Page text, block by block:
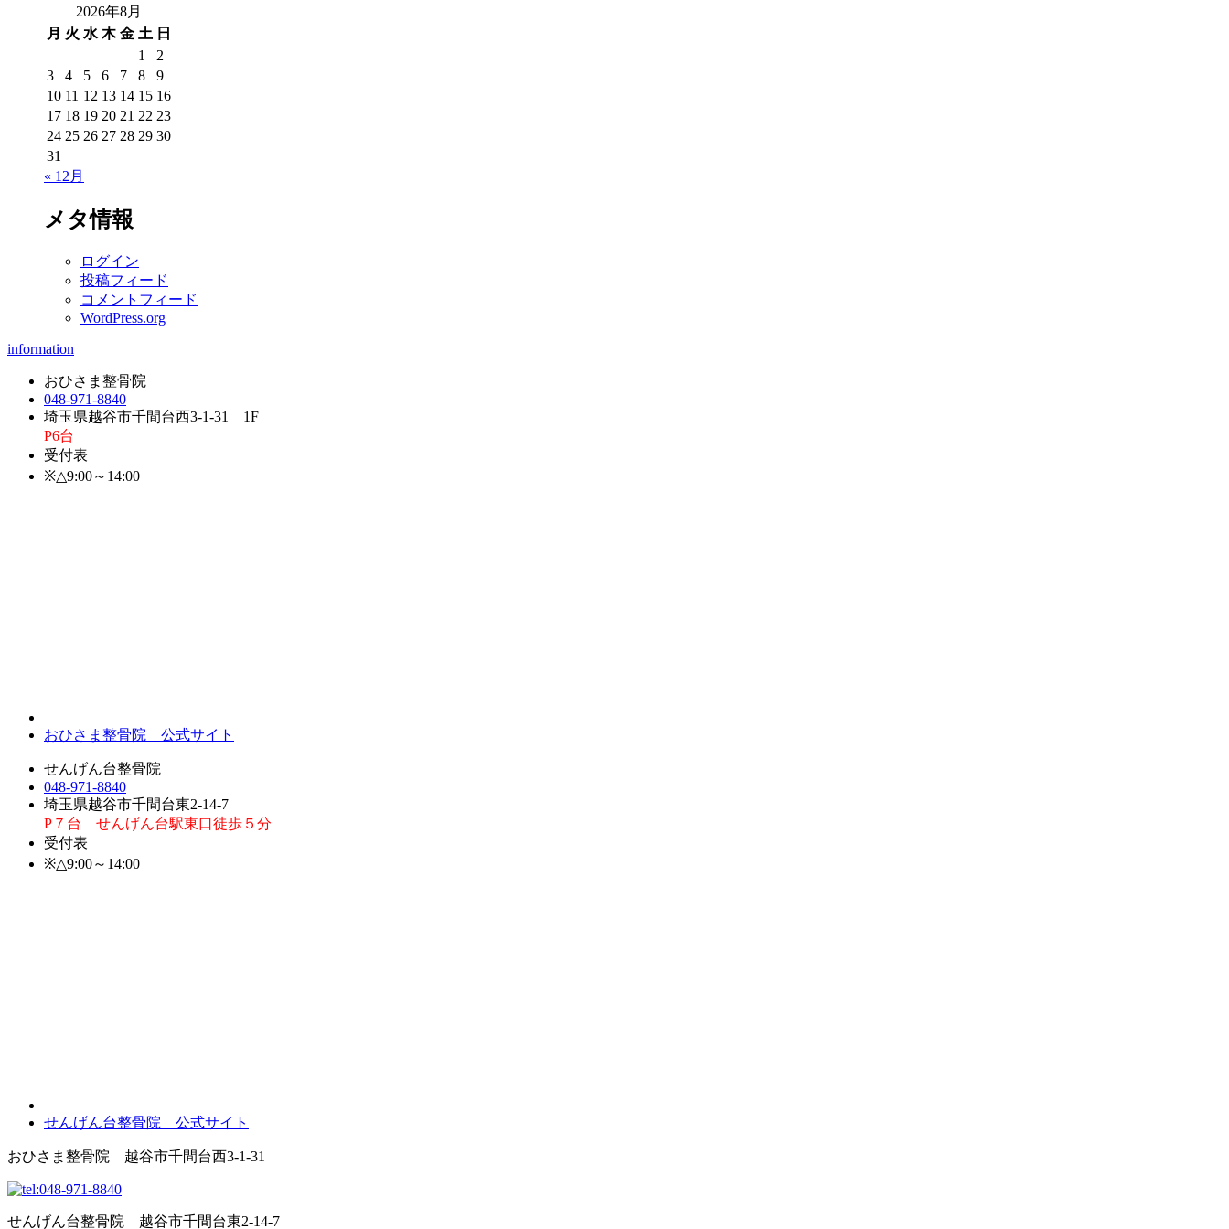
2026年8月
月 火 水 木 金 土 日
1
2
3
4 5 6 7 8
9
10 11 12 13 14 15 16
17 18 19 20 21 22 23
24 25 26 27 28 29 30
31
« 12月
メタ情報
ログイン
投稿フィード
コメントフィード
WordPress.org
information
おひさま整骨院
048-971-8840
埼玉県越谷市千間台西3-1-31 1F
P6台
受付表
※△9:00～14:00
おひさま整骨院 公式サイト
せんげん台整骨院
048-971-8840
埼玉県越谷市千間台東2-14-7
P７台 せんげん台駅東口徒歩５分
受付表
※△9:00～14:00
せんげん台整骨院 公式サイト
おひさま整骨院 越谷市千間台西3-1-31
せんげん台整骨院 越谷市千間台東2-14-7